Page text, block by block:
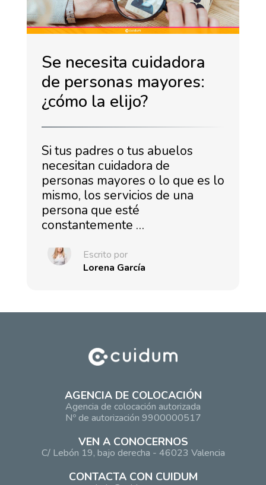
Se necesita cuidadora
de personas mayores:
¿cómo la elijo?
Si tus padres o tus abuelos
necesitan cuidadora de
personas mayores o lo que es lo
mismo, los servicios de una
persona que esté
constantemente …
Escrito por
Lorena García
AGENCIA DE COLOCACIÓN
Agencia de colocación autorizada
Nº de autorización 9900000517
VEN A CONOCERNOS
C/ Lebón 19, bajo derecha - 46023 Valencia
CONTACTA CON CUIDUM